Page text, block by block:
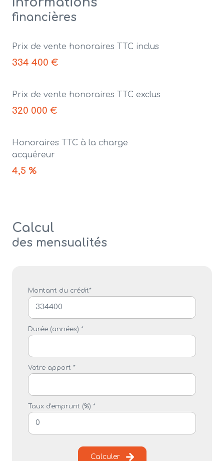
financières
Prix de vente honoraires TTC inclus
334 400 €
Prix de vente honoraires TTC exclus
320 000 €
Honoraires TTC à la charge
acquéreur
4,5 %
Calcul
des mensualités
Montant du crédit*
Durée (années) *
Votre apport *
Taux d'emprunt (%) *
Calculer